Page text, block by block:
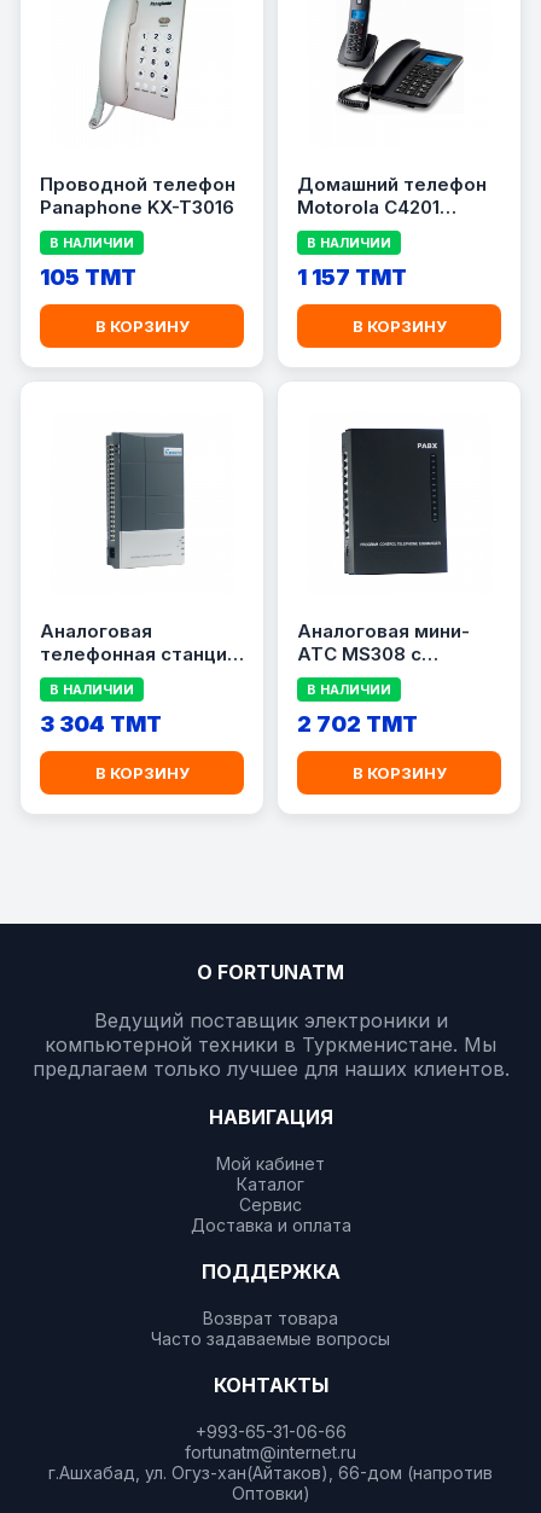
Проводной телефон
Panaphone KX-T3016
В НАЛИЧИИ
105 TMT
В КОРЗИНУ
Домашний телефон
Motorola C4201
Combo
В НАЛИЧИИ
1 157 TMT
В КОРЗИНУ
Аналоговая
телефонная станция
(PABX) Excelltel
CS416, 4 CO / 16 EXT
В НАЛИЧИИ
3 304 TMT
В КОРЗИНУ
Аналоговая мини-
АТС MS308 с
определителем
номера (Caller ID)
В НАЛИЧИИ
2 702 TMT
В КОРЗИНУ
О FORTUNATM
Ведущий поставщик электроники и
компьютерной техники в Туркменистане. Мы
предлагаем только лучшее для наших клиентов.
НАВИГАЦИЯ
Мой кабинет
Каталог
Сервис
Доставка и оплата
ПОДДЕРЖКА
Возврат товара
Часто задаваемые вопросы
КОНТАКТЫ
+993-65-31-06-66
fortunatm@internet.ru
г.Ашхабад, ул. Огуз-хан(Айтаков), 66-дом (напротив
Оптовки)